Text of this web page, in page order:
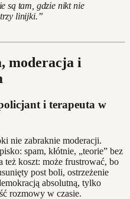
są tam, gdzie nikt nie
linijki.”
moderacja i
i terapeuta w
nie zabraknie moderacji.
spam, kłótnie, „teorie” bez
też koszt: może frustrować, bo
post boli, ostrzeżenie
absolutną, tylko
rozmowy w czasie.